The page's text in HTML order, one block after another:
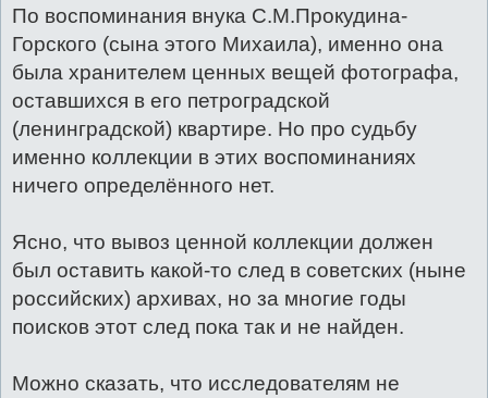
По воспоминания внука С.М.Прокудина-
Горского (сына этого Михаила), именно она
была хранителем ценных вещей фотографа,
оставшихся в его петроградской
(ленинградской) квартире. Но про судьбу
именно коллекции в этих воспоминаниях
ничего определённого нет.
Ясно, что вывоз ценной коллекции должен
был оставить какой-то след в советских (ныне
российских) архивах, но за многие годы
поисков этот след пока так и не найден.
Можно сказать, что исследователям не